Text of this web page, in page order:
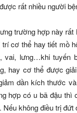
rất nhiều người
trường hợp này
cơ thể hay tiết mồ
vai, lưng…khi tuyến
hay cơ thể được
dần kích thước
hợp có u bã đậu thì
Nếu không điều trị đứt